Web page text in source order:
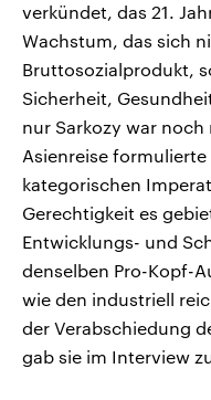
verkündet, das 21.
Wachstum, das sich
Bruttosozialprodukt,
Sicherheit,
nur Sarkozy war
Asienreise
kategorischen
Gerechtigkeit es
Entwicklungs- und
denselben Pro-Kopf-
wie den industriell
der Verabschiedung
gab sie im Interview